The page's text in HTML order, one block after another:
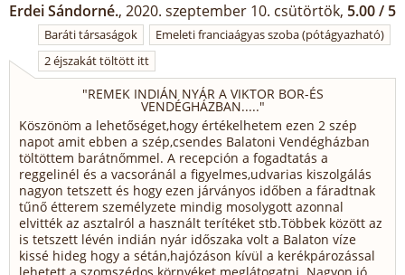
Erdei Sándorné., 2020. szeptember 10. csütörtök, 5.00 / 5
Baráti társaságok
Emeleti franciaágyas szoba (pótágyazható)
2 éjszakát töltött itt
"REMEK INDIÁN NYÁR A VIKTOR BOR-ÉS
VENDÉGHÁZBAN....."
Köszönöm a lehetőséget,hogy értékelhetem ezen 2 szép
napot amit ebben a szép,csendes Balatoni Vendégházban
töltöttem barátnőmmel. A recepción a fogadtatás a
reggelinél és a vacsoránál a figyelmes,udvarias kiszolgálás
nagyon tetszett és hogy ezen járványos időben a fáradtnak
tűnő étterem személyzete mindig mosolygott azonnal
elvitték az asztalról a használt terítéket stb.Többek között az
is tetszett lévén indián nyár időszaka volt a Balaton víze
kissé hideg hogy a sétán,hajózáson kívül a kerékpározással